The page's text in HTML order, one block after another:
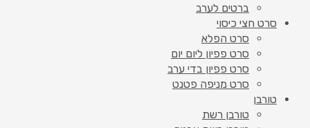
ברטים לערב
סרט חצי כיסוי
סרט הפלא
סרט פפיון ליום יום
סרט פפיון בדי ערב
סרט מניפה פטנט
טורבן
טורבן רשת